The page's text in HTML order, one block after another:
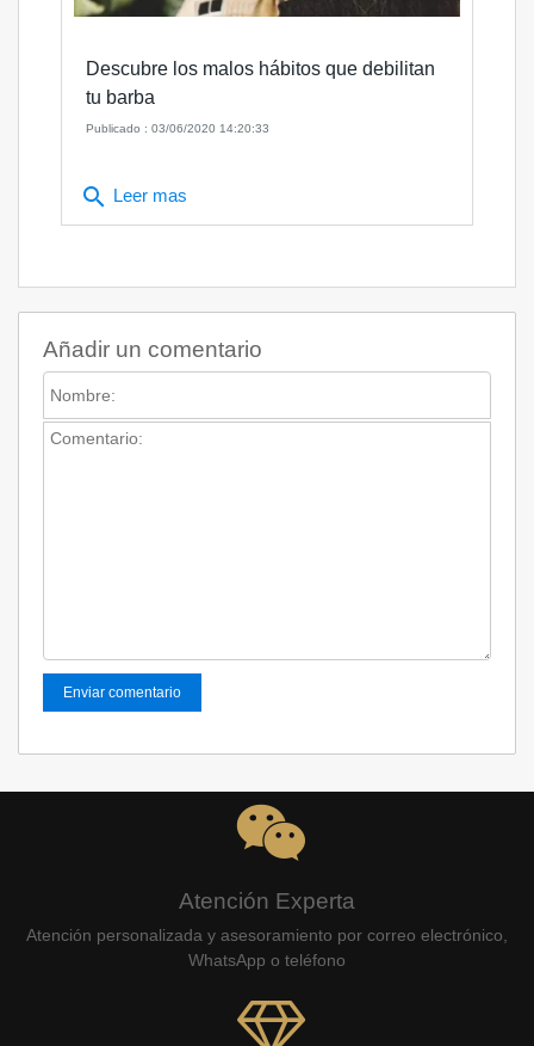
Descubre los malos hábitos que debilitan
tu barba
Publicado : 03/06/2020 14:20:33
search Leer mas
Añadir un comentario
Atención Experta
Atención personalizada y asesoramiento por correo electrónico,
WhatsApp o teléfono